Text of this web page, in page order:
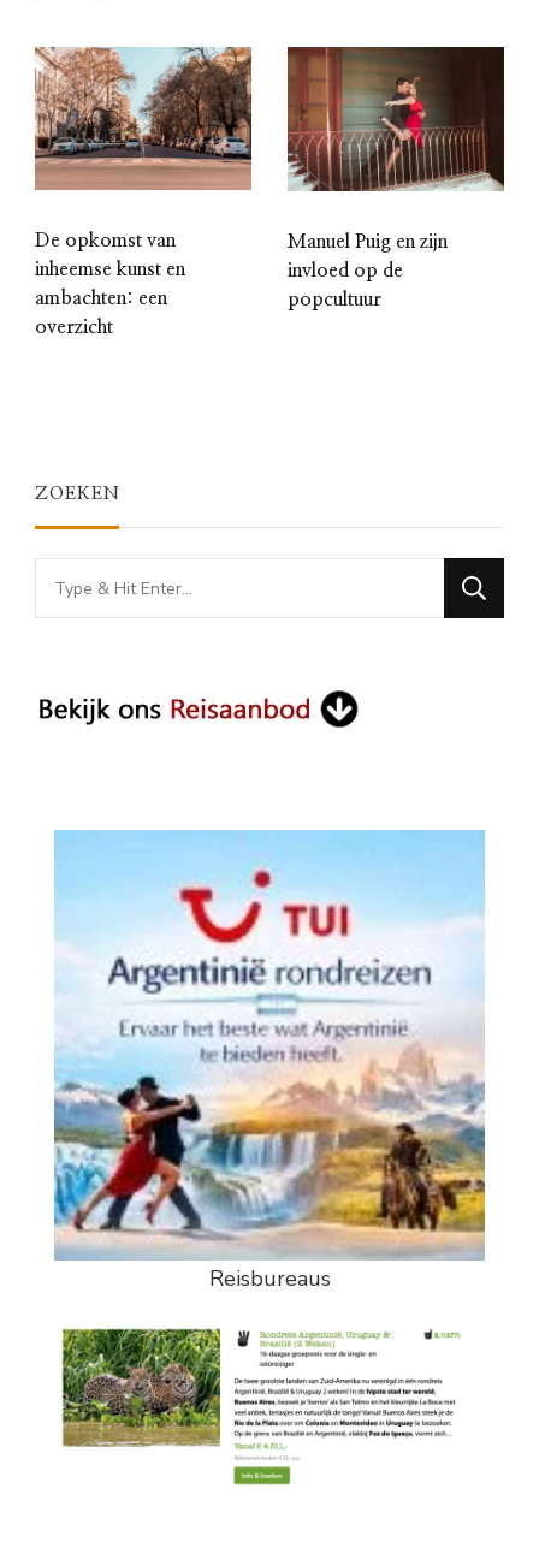
De opkomst van
inheemse kunst en
ambachten: een
overzicht
Manuel Puig en zijn
invloed op de
popcultuur
ZOEKEN
Looking
for
Reisbureaus